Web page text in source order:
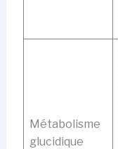
Métabolisme
glucidique